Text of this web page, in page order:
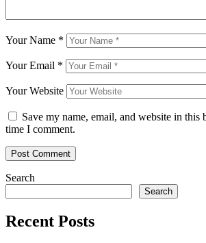
Your Name *
Your Email *
Your Website
Save my name, email, and website in this
time I comment.
Search
Search
Recent Posts